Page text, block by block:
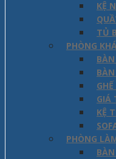
KỆ
TỦ
PHÒNG
GIÁ
KỆ
PHÒNG